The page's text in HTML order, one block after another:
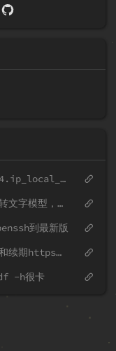
$file
内核调优net.ipv4.ip_local_port_range避坑
一个很好用的语音转文字模型，记录一下
到最新版
certbot自动申请和续期https证书
-h很卡